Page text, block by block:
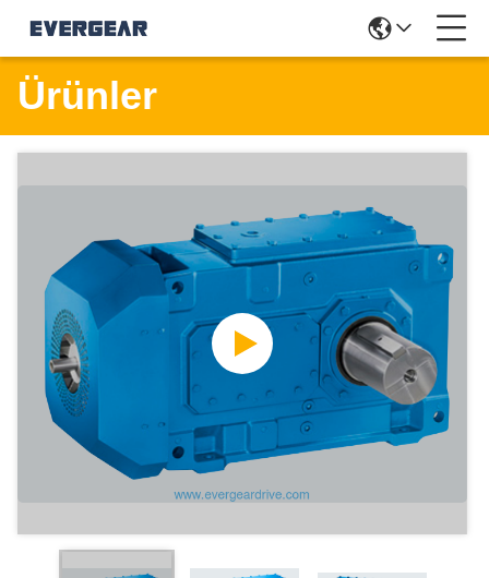
Ürünler